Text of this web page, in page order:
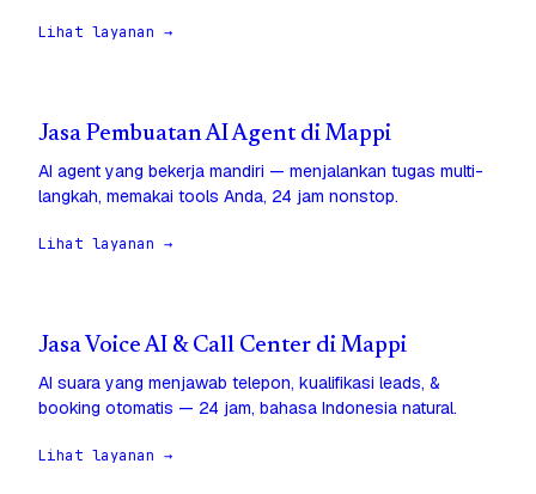
Lihat layanan →
Jasa Pembuatan AI Agent di Mappi
AI agent yang bekerja mandiri — menjalankan tugas multi-
langkah, memakai tools Anda, 24 jam nonstop.
Lihat layanan →
Jasa Voice AI & Call Center di Mappi
AI suara yang menjawab telepon, kualifikasi leads, &
booking otomatis — 24 jam, bahasa Indonesia natural.
Lihat layanan →